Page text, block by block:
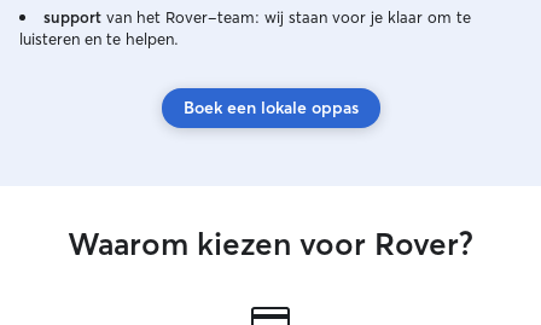
support van het Rover-team: wij staan voor je klaar om te
luisteren en te helpen.
Boek een lokale oppas
Waarom kiezen voor Rover?